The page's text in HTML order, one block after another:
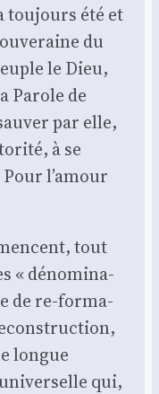
tou­jours été et
du
le Dieu,
Parole de
par elle,
à se
l’a­mour
tout
« déno­mi­na­
de re-for­ma­
longue
qui,